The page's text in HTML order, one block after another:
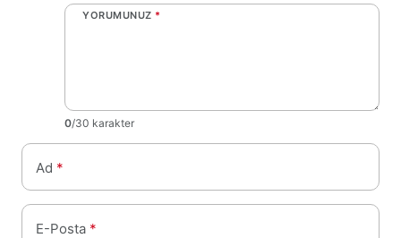
YORUMUNUZ *
0/30 karakter
Ad *
E-Posta *